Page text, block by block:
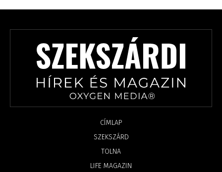
CÍMLAP
SZEKSZÁRD
TOLNA
LIFE MAGAZIN